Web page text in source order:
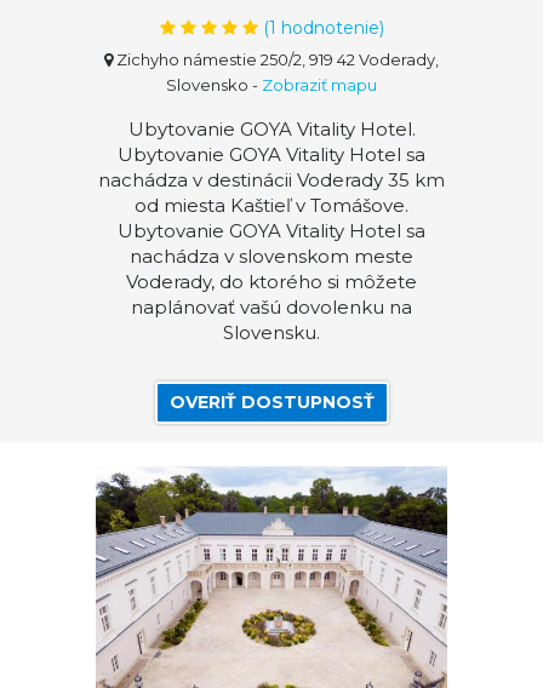
(1 hodnotenie)
Zichyho námestie 250/2, 919 42 Voderady,
Slovensko - Zobraziť mapu
Ubytovanie GOYA Vitality Hotel.
Ubytovanie GOYA Vitality Hotel sa
nachádza v destinácii Voderady 35 km
od miesta Kaštieľ v Tomášove.
Ubytovanie GOYA Vitality Hotel sa
nachádza v slovenskom meste
Voderady, do ktorého si môžete
naplánovať vašú dovolenku na
Slovensku.
OVERIŤ DOSTUPNOSŤ